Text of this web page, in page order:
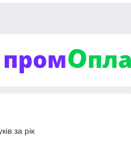
за рік